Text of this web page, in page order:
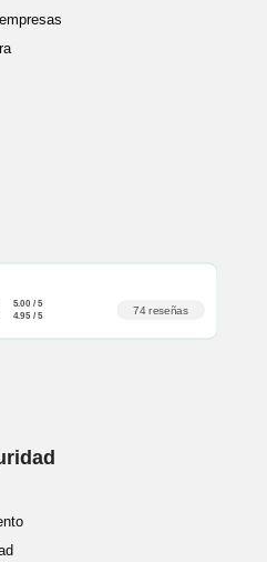
5.00 / 5
4.95 / 5 74 reseñas